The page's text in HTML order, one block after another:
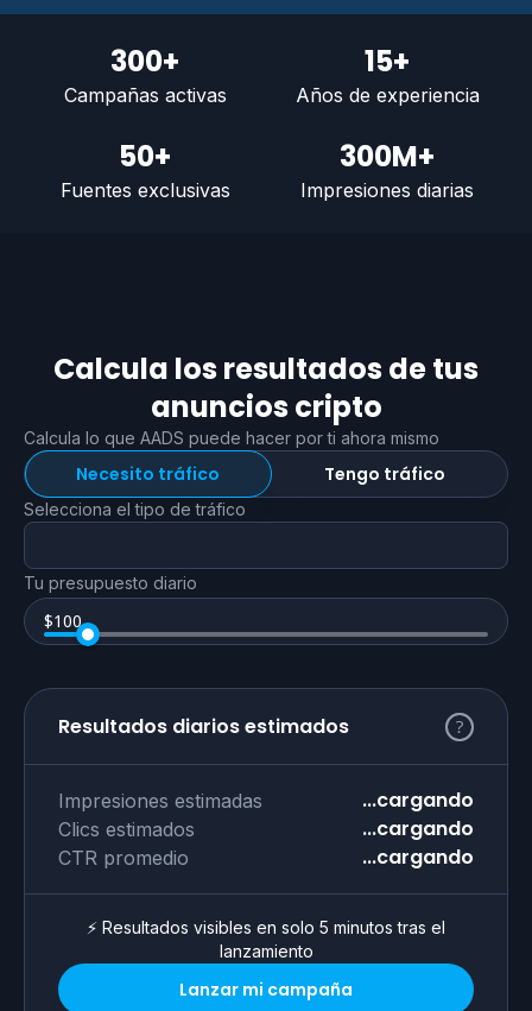
300+
Campañas activas
15+
Años de experiencia
50+
Fuentes exclusivas
300M+
Impresiones diarias
Calcula los resultados de tus
anuncios cripto
Calcula lo que AADS puede hacer por ti ahora mismo
Necesito tráfico Tengo tráfico
Selecciona el tipo de tráfico
Tu presupuesto diario
$100
Resultados diarios estimados
Impresiones estimadas ...cargando
Clics estimados ...cargando
CTR promedio ...cargando
⚡ Resultados visibles en solo 5 minutos tras el
lanzamiento
Lanzar mi campaña